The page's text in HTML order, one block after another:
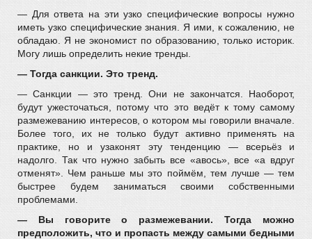
— Для ответа на эти узко специфические вопросы нужно
иметь узко специфические знания. Я ими, к сожалению, не
обладаю. Я не экономист по образованию, только историк.
Могу лишь определить некие тренды.
— Тогда санкции. Это тренд.
— Санкции — это тренд. Они не закончатся. Наоборот,
будут ужесточаться, потому что это ведёт к тому самому
размежеванию интересов, о котором мы говорили вначале.
Более того, их не только будут активно применять на
практике, но и узаконят эту тенденцию — всерьёз и
надолго. Так что нужно забыть все «авось», все «а вдруг
отменят». Чем раньше мы это поймём, тем лучше — тем
быстрее будем заниматься своими собственными
проблемами.
— Вы говорите о размежевании. Тогда можно
предположить, что и пропасть между самыми бедными